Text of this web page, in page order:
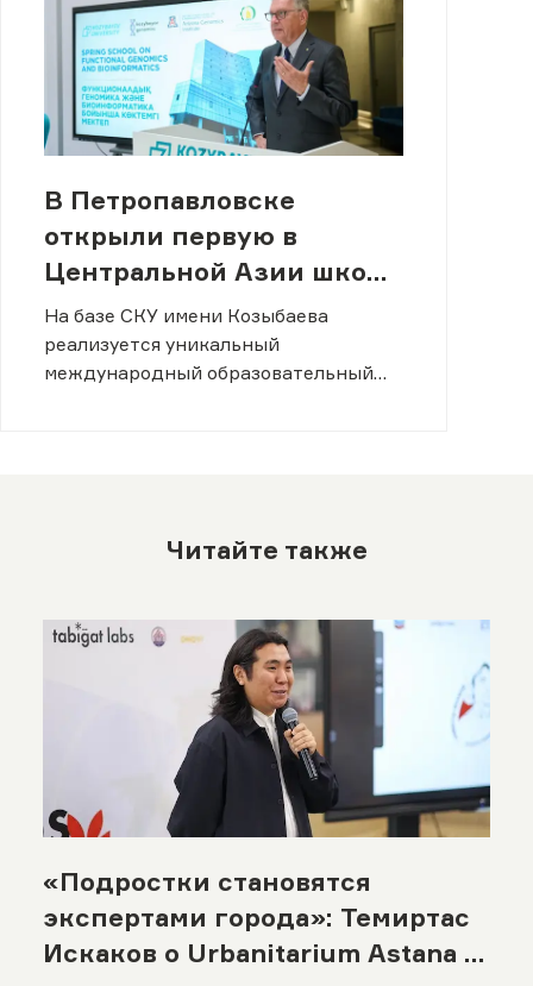
В Петропавловске
открыли первую в
Центральной Азии школу
геномики и
биоинформатики
На базе СКУ имени Козыбаева
реализуется уникальный
международный образовательный
Читайте также
«Подростки становятся
экспертами города»: Темиртас
Искаков о Urbanitarium Astana и